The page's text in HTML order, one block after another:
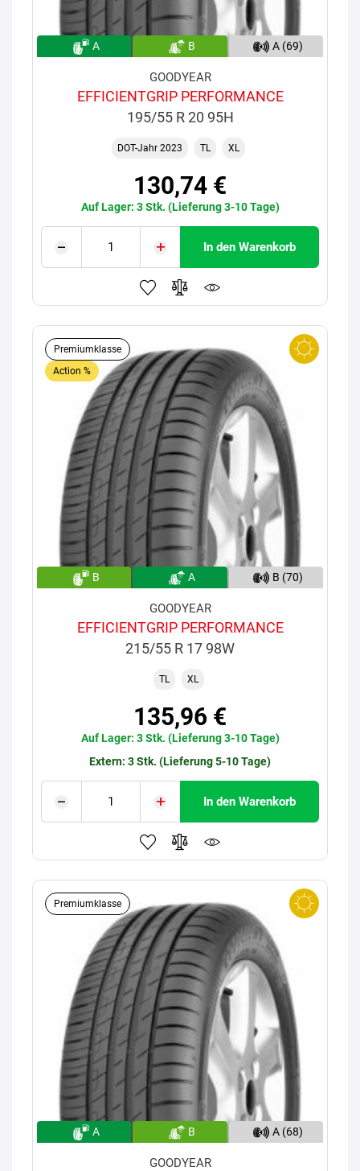
A B A (69)
GOODYEAR
EFFICIENTGRIP PERFORMANCE
195/55 R 20 95H
DOT-Jahr 2023 TL XL
130,74 €
Auf Lager: 3 Stk. (Lieferung 3-10 Tage)
In den Warenkorb
Premiumklasse
Action %
B A B (70)
GOODYEAR
EFFICIENTGRIP PERFORMANCE
215/55 R 17 98W
TL XL
135,96 €
Auf Lager: 3 Stk. (Lieferung 3-10 Tage)
Extern: 3 Stk. (Lieferung 5-10 Tage)
In den Warenkorb
Premiumklasse
A B A (68)
GOODYEAR